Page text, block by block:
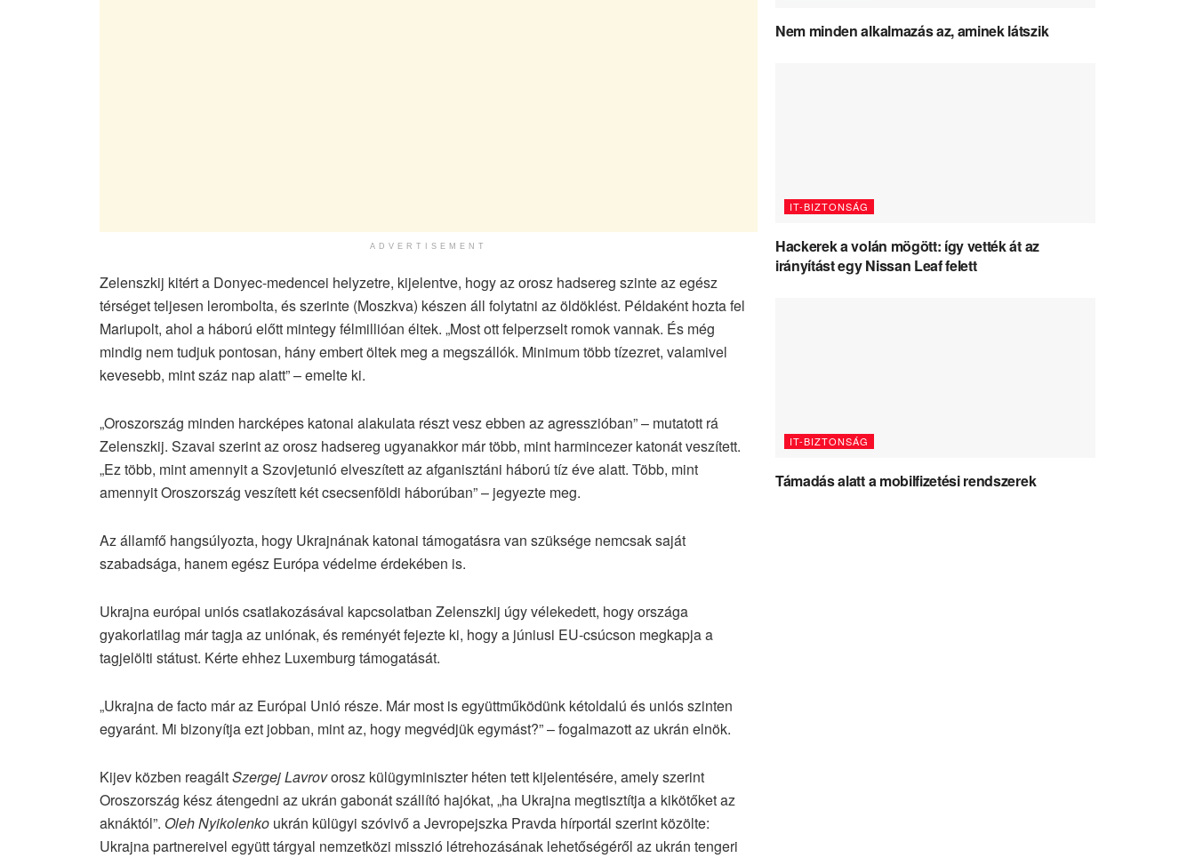
ADVERTISEMENT
Zelenszkij kitért a Donyec-medencei helyzetre, kijelentve, hogy az orosz hadsereg szinte az egész
térséget teljesen lerombolta, és szerinte (Moszkva) készen áll folytatni az öldöklést. Példaként hozta fel
Mariupolt, ahol a háború előtt mintegy félmillióan éltek. „Most ott felperzselt romok vannak. És még
mindig nem tudjuk pontosan, hány embert öltek meg a megszállók. Minimum több tízezret, valamivel
kevesebb, mint száz nap alatt” – emelte ki.
„Oroszország minden harcképes katonai alakulata részt vesz ebben az agresszióban” – mutatott rá
Zelenszkij. Szavai szerint az orosz hadsereg ugyanakkor már több, mint harmincezer katonát veszített.
„Ez több, mint amennyit a Szovjetunió elveszített az afganisztáni háború tíz éve alatt. Több, mint
amennyit Oroszország veszített két csecsenföldi háborúban” – jegyezte meg.
Az államfő hangsúlyozta, hogy Ukrajnának katonai támogatásra van szüksége nemcsak saját
szabadsága, hanem egész Európa védelme érdekében is.
Ukrajna európai uniós csatlakozásával kapcsolatban Zelenszkij úgy vélekedett, hogy országa
gyakorlatilag már tagja az uniónak, és reményét fejezte ki, hogy a júniusi EU-csúcson megkapja a
tagjelölti státust. Kérte ehhez Luxemburg támogatását.
„Ukrajna de facto már az Európai Unió része. Már most is együttműködünk kétoldalú és uniós szinten
egyaránt. Mi bizonyítja ezt jobban, mint az, hogy megvédjük egymást?” – fogalmazott az ukrán elnök.
Kijev közben reagáltSzergej Lavrovorosz külügyminiszter héten tett kijelentésére, amely szerint
Oroszország kész átengedni az ukrán gabonát szállító hajókat, „ha Ukrajna megtisztítja a kikötőket az
aknáktól”. Oleh Nyikolenko ukrán külügyi szóvivő a Jevropejszka Pravda hírportál szerint közölte:
Ukrajna partnereivel együtt tárgyal nemzetközi misszió létrehozásának lehetőségéről az ukrán tengeri
Nem minden alkalmazás az, aminek látszik
IT-BIZTONSÁG
Hackerek a volán mögött: így vették át az
irányítást egy Nissan Leaf felett
IT-BIZTONSÁG
Támadás alatt a mobilfizetési rendszerek